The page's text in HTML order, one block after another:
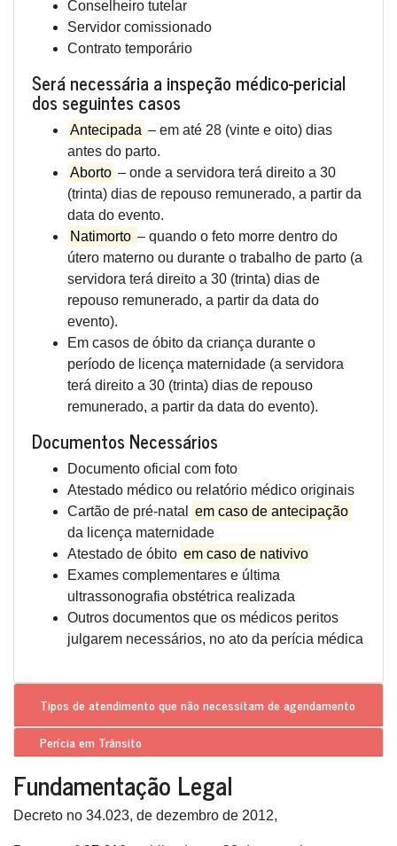
Conselheiro tutelar
Servidor comissionado
Contrato temporário
Será necessária a inspeção médico-pericial
dos seguintes casos
Antecipada – em até 28 (vinte e oito) dias
antes do parto.
Aborto – onde a servidora terá direito a 30
(trinta) dias de repouso remunerado, a partir da
data do evento.
Natimorto – quando o feto morre dentro do
útero materno ou durante o trabalho de parto (a
servidora terá direito a 30 (trinta) dias de
repouso remunerado, a partir da data do
evento).
Em casos de óbito da criança durante o
período de licença maternidade (a servidora
terá direito a 30 (trinta) dias de repouso
remunerado, a partir da data do evento).
Documentos Necessários
Documento oficial com foto
Atestado médico ou relatório médico originais
Cartão de pré-natal
em caso de antecipação
da licença maternidade
Atestado de óbito em caso de nativivo
Exames complementares e última
ultrassonografia obstétrica realizada
Outros documentos que os médicos peritos
julgarem necessários, no ato da perícia médica
Tipos de atendimento que não necessitam de agendamento
Perícia em Trânsito
Fundamentação Legal
Decreto no 34.023, de dezembro de 2012,